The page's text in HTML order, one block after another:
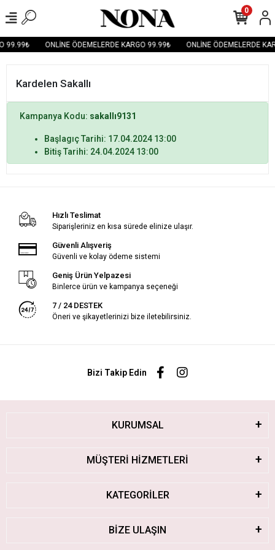
99.99₺ ONLİNE ÖDEMELERDE KARGO 99.99₺ ONLİNE ÖDEMELERDE
0
Kardelen Sakallı
Kampanya Kodu: sakallı9131
Başlagıç Tarihi: 17.04.2024 13:00
Bitiş Tarihi: 24.04.2024 13:00
Hızlı Teslimat
Siparişleriniz en kısa sürede elinize ulaşır.
Güvenli Alışveriş
Güvenli ve kolay ödeme sistemi
Geniş Ürün Yelpazesi
Binlerce ürün ve kampanya seçeneği
7 / 24 DESTEK
Öneri ve şikayetlerinizi bize iletebilirsiniz.
Bizi Takip Edin
KURUMSAL
MÜŞTERİ HİZMETLERİ
KATEGORİLER
BİZE ULAŞIN